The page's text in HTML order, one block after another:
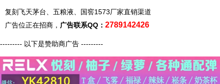
复刻飞天茅台、五粮液、国窖1573厂家直销渠道
广告位正在招商， 广告联系QQ： 2789142426
--------- 以下是赞助商广告 ---------